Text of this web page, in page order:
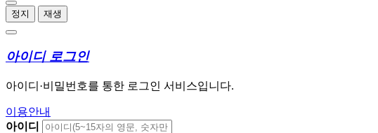
정지 재생
아이디 로그인
아이디·비밀번호를 통한 로그인 서비스입니다.
이용안내
아이디